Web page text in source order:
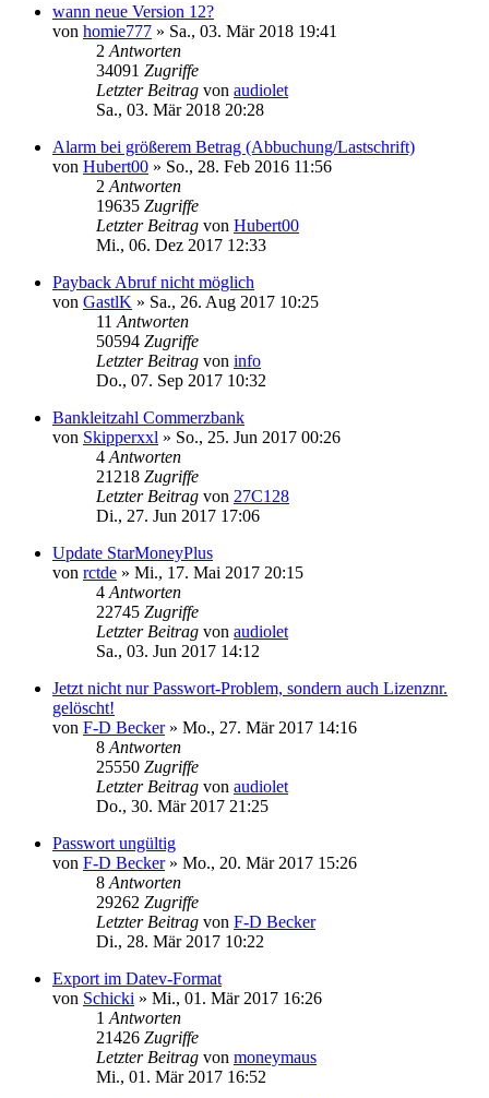
wann neue Version 12?
von homie777 » Sa., 03. Mär 2018 19:41
2 Antworten
34091 Zugriffe
Letzter Beitrag von audiolet
Sa., 03. Mär 2018 20:28
Alarm bei größerem Betrag (Abbuchung/Lastschrift)
von Hubert00 » So., 28. Feb 2016 11:56
2 Antworten
19635 Zugriffe
Letzter Beitrag von Hubert00
Mi., 06. Dez 2017 12:33
Payback Abruf nicht möglich
von GastlK » Sa., 26. Aug 2017 10:25
11 Antworten
50594 Zugriffe
Letzter Beitrag von info
Do., 07. Sep 2017 10:32
Bankleitzahl Commerzbank
von Skipperxxl » So., 25. Jun 2017 00:26
4 Antworten
21218 Zugriffe
Letzter Beitrag von 27C128
Di., 27. Jun 2017 17:06
Update StarMoneyPlus
von rctde » Mi., 17. Mai 2017 20:15
4 Antworten
22745 Zugriffe
Letzter Beitrag von audiolet
Sa., 03. Jun 2017 14:12
Jetzt nicht nur Passwort-Problem, sondern auch Lizenznr.
gelöscht!
von F-D Becker» Mo., 27. Mär 2017 14:16
8 Antworten
25550 Zugriffe
Letzter Beitrag von audiolet
Do., 30. Mär 2017 21:25
Passwort ungültig
von F-D Becker» Mo., 20. Mär 2017 15:26
8 Antworten
29262 Zugriffe
Letzter Beitrag von F-D Becker
Di., 28. Mär 2017 10:22
Export im Datev-Format
von Schicki » Mi., 01. Mär 2017 16:26
1 Antworten
21426 Zugriffe
Letzter Beitrag von moneymaus
Mi., 01. Mär 2017 16:52